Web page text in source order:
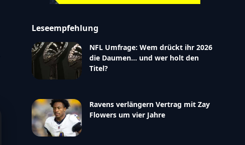
Leseempfehlung
NFL Umfrage: Wem drückt ihr 2026
die Daumen… und wer holt den
Titel?
Ravens verlängern Vertrag mit Zay
Flowers um vier Jahre